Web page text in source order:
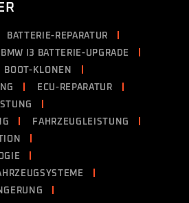
BATTERIE-REPARATUR
BMW I3 BATTERIE-UPGRADE
BOOT-KLONEN
ECU-REPARATUR
FAHRZEUGLEISTUNG